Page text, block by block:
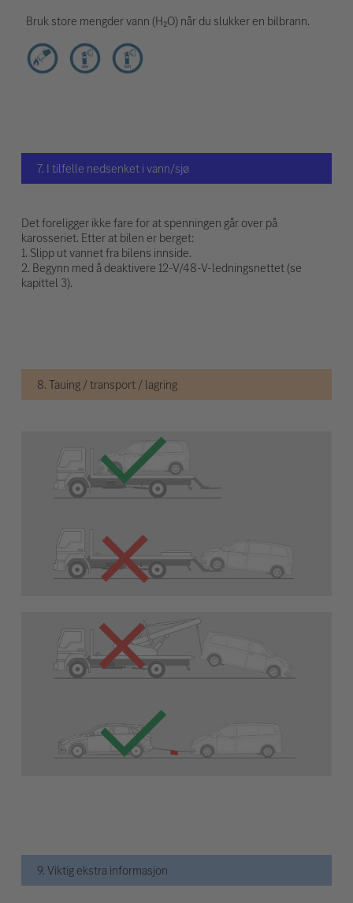
Bruk store mengder vann (H₂O) når du slukker en bilbrann.
7. I tilfelle nedsenket i vann/sjø
Det foreligger ikke fare for at spenningen går over på
karosseriet. Etter at bilen er berget:
1. Slipp ut vannet fra bilens innside.
2. Begynn med å deaktivere 12-V/48-V-ledningsnettet (se
kapittel 3).
8. Tauing / transport / lagring
9. Viktig ekstra informasjon